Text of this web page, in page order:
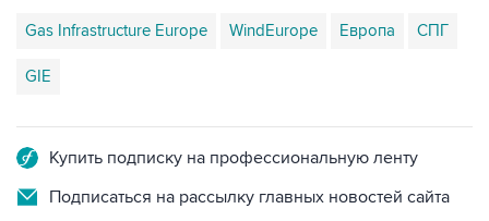
Gas Infrastructure Europe WindEurope Европа СПГ
GIE
Купить подписку на профессиональную ленту
Подписаться на рассылку главных новостей сайта